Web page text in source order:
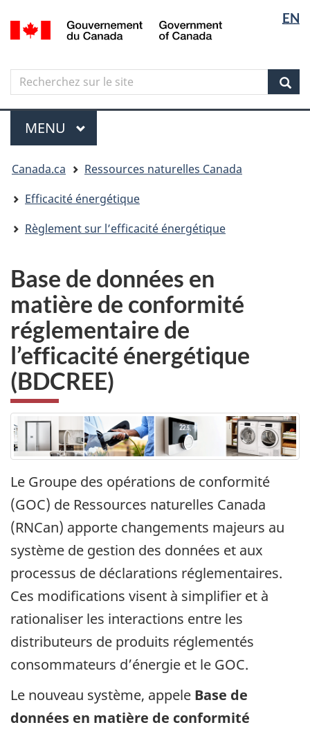
Aller
au
principal
Skip
to
government"
Passer
à
version
simplifiée
langue
EN
Canada
Search
Recherchez
sur
le
site
Menu
MENU PRINCIPAL
êtes
ici
Canada.ca
Ressources naturelles Canada
Efficacité énergétique
Règlement sur l’efficacité énergétique
Base de données en
matière de conformité
réglementaire de
l’efficacité énergétique
(BDCREE)
Le Groupe des opérations de conformité
(GOC) de Ressources naturelles Canada
(RNCan) apporte changements majeurs au
système de gestion des données et aux
processus de déclarations réglementaires.
Ces modifications visent à simplifier et à
rationaliser les interactions entre les
distributeurs de produits réglementés
consommateurs d’énergie et le GOC.
Le nouveau système, appele Base de
données en matière de conformité